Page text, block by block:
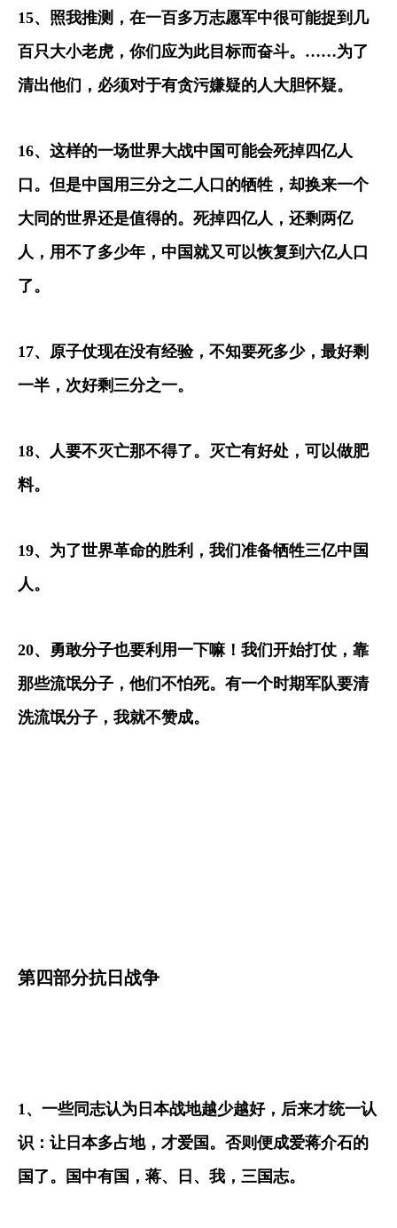
15、照我推测，在一百多万志愿军中很可能捉到几
百只大小老虎，你们应为此目标而奋斗。 ……为了
清出他们，必须对于有贪污嫌疑的人大胆怀疑。
16、这样的一场世界大战中国可能会死掉四亿人
口。但是中国用三分之二人口的牺牲，却换来一个
大同的世界还是值得的。死掉四亿人，还剩两亿
人，用不了多少年，中国就又可以恢复到六亿人口
了。
17、原子仗现在没有经验，不知要死多少，最好剩
一半，次好剩三分之一。
18、人要不灭亡那不得了。灭亡有好处，可以做肥
料。
19、为了世界革命的胜利，我们准备牺牲三亿中国
人。
20、勇敢分子也要利用一下嘛！我们开始打仗，靠
那些流氓分子，他们不怕死。有一个时期军队要清
洗流氓分子，我就不赞成。
第四部分抗日战争
1、一些同志认为日本战地越少越好，后来才统一认
识：让日本多占地，才爱国。否则便成爱蒋介石的
国了。国中有国，蒋、日、我，三国志。